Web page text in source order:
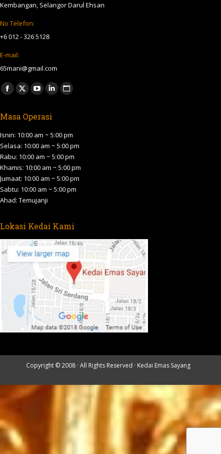
Kembangan, Selangor Darul Ehsan
No Telefon:
+6 012 - 326 5128
E-mail:
65mani@gmail.com
Find us on:
Facebook
opens
in
new
window
X
opens
in
new
window
YouTube
opens
in
new
window
Linkedin
opens
in
new
window
Website
in
new
window
Masa Operasi
Isnin: 10:00 am ~ 5:00 pm
Selasa: 10:00 am ~ 5:00 pm
Rabu: 10:00 am ~ 5:00 pm
Khamis: 10:00 am ~ 5:00 pm
Jumaat: 10:00 am ~ 5:00 pm
Sabtu: 10:00 am ~ 5:00 pm
Ahad: Temujanji
Lokasi Kedai Kami
Copyright © 2008 · All Rights Reserved · Kedai Emas Sayang